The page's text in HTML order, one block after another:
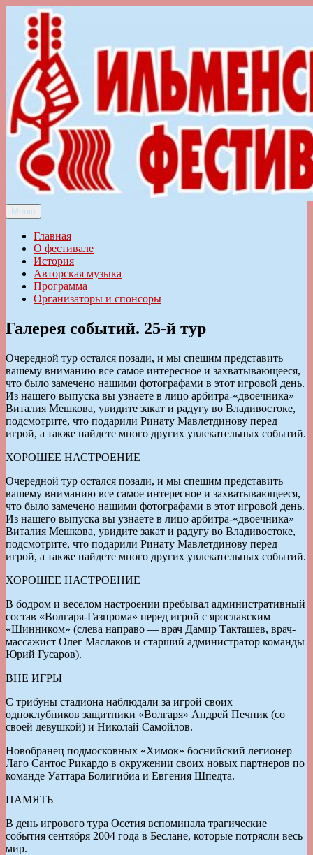
Перейти
содержимому
Ильменский фестиваль авторской песни
Меню
Главная
О фестивале
История
Авторская музыка
Программа
Организаторы и спонсоры
Галерея событий. 25-й тур
Очередной тур остался позади, и мы спешим представить
вашему вниманию все самое интересное и захватывающееся,
что было замечено нашими фотографами в этот игровой день.
Из нашего выпуска вы узнаете в лицо арбитра-«двоечника»
Виталия Мешкова, увидите закат и радугу во Владивостоке,
подсмотрите, что подарили Ринату Мавлетдинову перед
игрой, а также найдете много других увлекательных событий.
ХОРОШЕЕ НАСТРОЕНИЕ
Очередной тур остался позади, и мы спешим представить
вашему вниманию все самое интересное и захватывающееся,
что было замечено нашими фотографами в этот игровой день.
Из нашего выпуска вы узнаете в лицо арбитра-«двоечника»
Виталия Мешкова, увидите закат и радугу во Владивостоке,
подсмотрите, что подарили Ринату Мавлетдинову перед
игрой, а также найдете много других увлекательных событий.
ХОРОШЕЕ НАСТРОЕНИЕ
В бодром и веселом настроении пребывал административный
состав «Волгаря-Газпрома» перед игрой с ярославским
«Шинником» (слева направо — врач Дамир Такташев, врач-
массажист Олег Маслаков и старший администратор команды
Юрий Гусаров).
ВНЕ ИГРЫ
С трибуны стадиона наблюдали за игрой своих
одноклубников защитники «Волгаря» Андрей Печник (со
своей девушкой) и Николай Самойлов.
Новобранец подмосковных «Химок» боснийский легионер
Лаго Сантос Рикардо в окружении своих новых партнеров по
команде Уаттара Болигибиа и Евгения Шпедта.
ПАМЯТЬ
В день игрового тура Осетия вспоминала трагические
события сентября 2004 года в Беслане, которые потрясли весь
мир.